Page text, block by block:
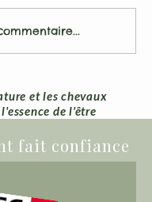
flyer est
et les chevaux
de l'être
fait confiance